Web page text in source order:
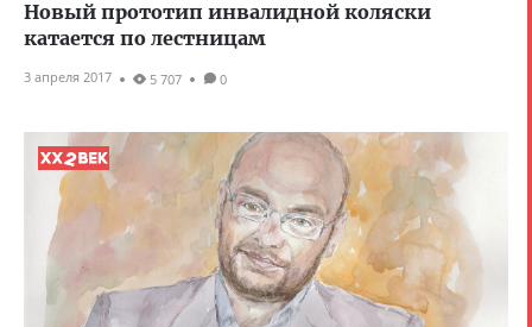
Новый прототип инвалидной коляски
катается по лестницам
3 апреля 2017 5 707 0